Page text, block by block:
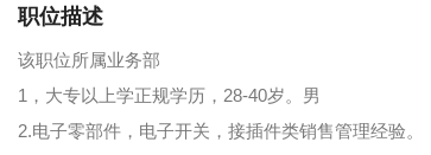
职位描述
该职位所属业务部
1，大专以上学正规学历，28-40岁。男
2.电子零部件，电子开关，接插件类销售管理经验。